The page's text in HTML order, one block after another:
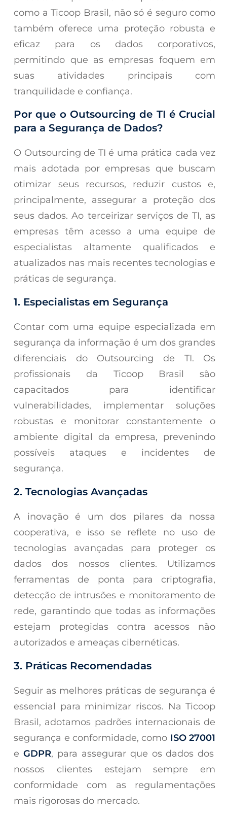
como a Ticoop Brasil, não só é seguro como
também oferece uma proteção robusta e
eficaz para os dados corporativos,
permitindo que as empresas foquem em
suas atividades principais com
tranquilidade e confiança.
Por que o Outsourcing de TI é Crucial
para a Segurança de Dados?
O Outsourcing de TI é uma prática cada vez
mais adotada por empresas que buscam
otimizar seus recursos, reduzir custos e,
principalmente, assegurar a proteção dos
seus dados. Ao terceirizar serviços de TI, as
empresas têm acesso a uma equipe de
especialistas altamente qualificados e
atualizados nas mais recentes tecnologias e
práticas de segurança.
1. Especialistas em Segurança
Contar com uma equipe especializada em
segurança da informação é um dos grandes
diferenciais do Outsourcing de TI. Os
profissionais da Ticoop Brasil são
capacitados para identificar
vulnerabilidades, implementar soluções
robustas e monitorar constantemente o
ambiente digital da empresa, prevenindo
possíveis ataques e incidentes de
segurança.
2. Tecnologias Avançadas
A inovação é um dos pilares da nossa
cooperativa, e isso se reflete no uso de
tecnologias avançadas para proteger os
dados dos nossos clientes. Utilizamos
ferramentas de ponta para criptografia,
detecção de intrusões e monitoramento de
rede, garantindo que todas as informações
estejam protegidas contra acessos não
autorizados e ameaças cibernéticas.
3. Práticas Recomendadas
Seguir as melhores práticas de segurança é
essencial para minimizar riscos. Na Ticoop
Brasil, adotamos padrões internacionais de
segurança e conformidade, como ISO 27001
e GDPR, para assegurar que os dados dos
nossos clientes estejam sempre em
conformidade com as regulamentações
mais rigorosas do mercado.